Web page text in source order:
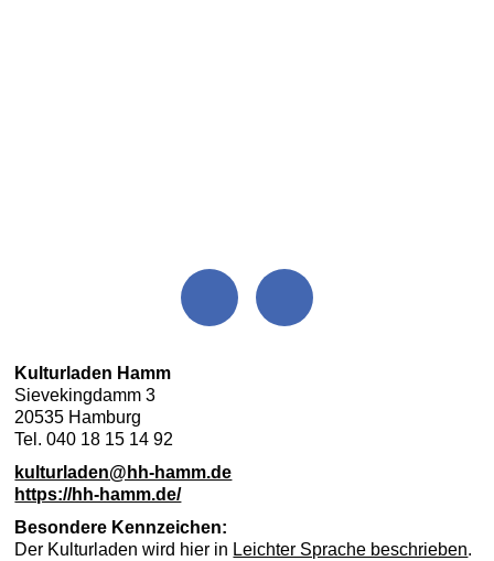
Kulturladen Hamm
Sievekingdamm 3
20535 Hamburg
Tel. 040 18 15 14 92
kulturladen@hh-hamm.de
https://hh-hamm.de/
Besondere Kennzeichen:
Der Kulturladen wird hier in Leichter Sprache beschrieben.